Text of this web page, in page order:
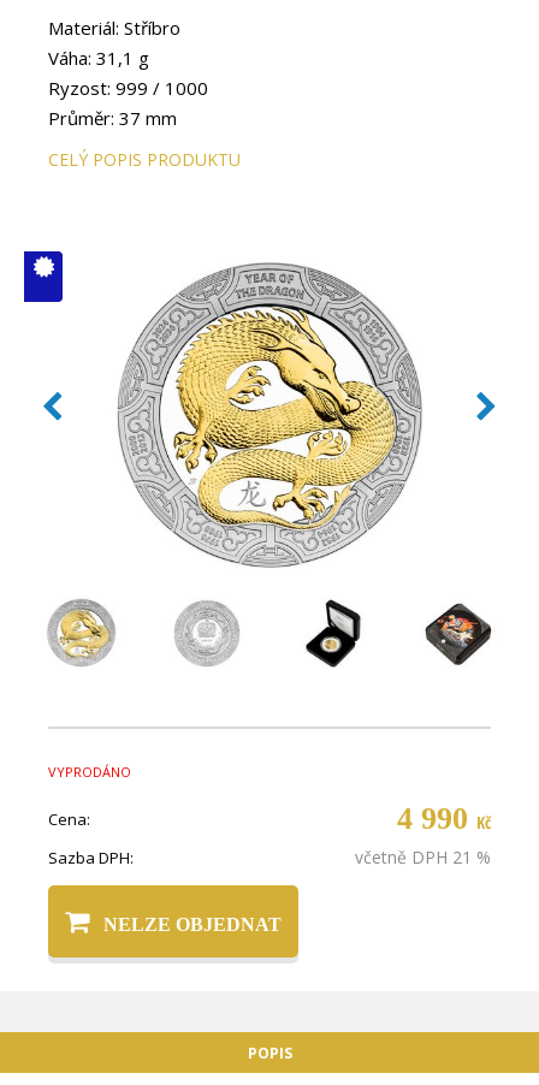
Materiál: Stříbro
Váha: 31,1 g
Ryzost: 999 / 1000
Průměr: 37 mm
CELÝ POPIS PRODUKTU
V ČM zcela
VYPRODÁNO
Cena: 4 990 Kč
Sazba DPH: včetně DPH 21 %
NELZE OBJEDNAT
POPIS